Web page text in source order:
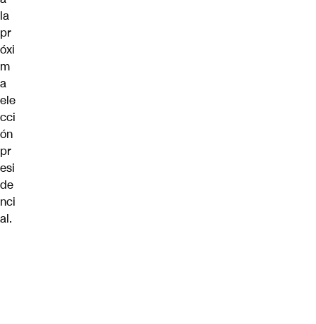
la
pr
óxi
m
a
ele
cci
ón
pr
esi
de
nci
al.